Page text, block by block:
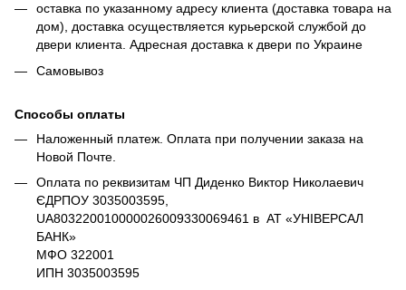
оставка по указанному адресу клиента (доставка товара на
дом), доставка осуществляется курьерской службой до
двери клиента. Адресная доставка к двери по Украине
Самовывоз
Способы оплаты
Наложенный платеж. Оплата при получении заказа на
Новой Почте.
Оплата по реквизитам ЧП Диденко Виктор Николаевич
ЄДРПОУ 3035003595,
UA803220010000026009330069461 в АТ «УНІВЕРСАЛ
БАНК»
МФО 322001
ИПН 3035003595